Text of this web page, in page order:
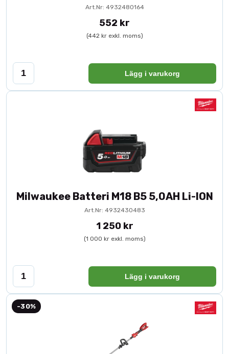
Art.Nr: 4932480164
552 kr
(442 kr exkl. moms)
Lägg i varukorg
Milwaukee Batteri M18 B5 5,0AH Li-ION
Art.Nr: 4932430483
1 250 kr
(1 000 kr exkl. moms)
Lägg i varukorg
-30%